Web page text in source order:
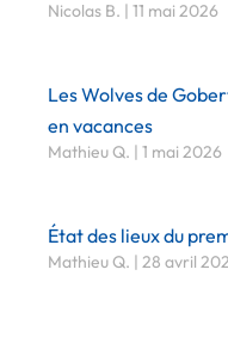
Nicolas B. 11 mai 2026
Les Wolves de
en vacances
Mathieu Q. 1 mai 2026
État des lieux du
Mathieu Q. 28 avril